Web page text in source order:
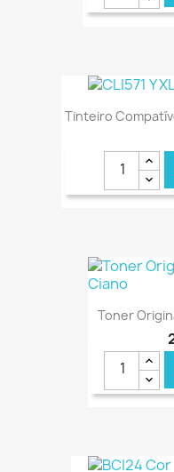
Tinteiro
Toner